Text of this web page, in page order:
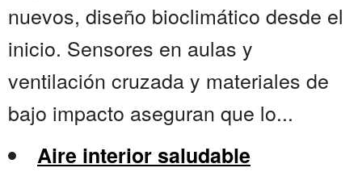
nuevos, diseño bioclimático desde el
inicio. Sensores en aulas y
ventilación cruzada y materiales de
bajo impacto aseguran que lo...
Aire interior saludable